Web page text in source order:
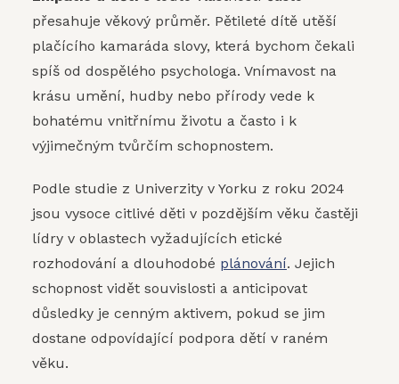
přesahuje věkový průměr. Pětileté dítě utěší
plačícího kamaráda slovy, která bychom čekali
spíš od dospělého psychologa. Vnímavost na
krásu umění, hudby nebo přírody vede k
bohatému vnitřnímu životu a často i k
výjimečným tvůrčím schopnostem.
Podle studie z Univerzity v Yorku z roku 2024
jsou vysoce citlivé děti v pozdějším věku častěji
lídry v oblastech vyžadujících etické
rozhodování a dlouhodobé plánování. Jejich
schopnost vidět souvislosti a anticipovat
důsledky je cenným aktivem, pokud se jim
dostane odpovídající podpora dětí v raném
věku.